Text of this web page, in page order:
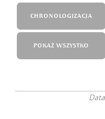
CHRONOLOGIZACJA
POKAŻ WSZYSTKO